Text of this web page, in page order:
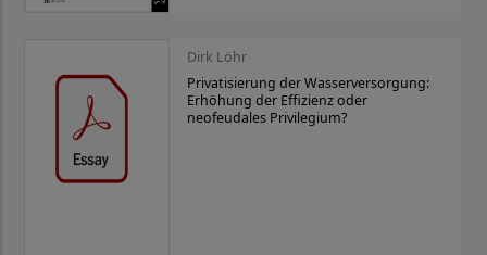
Dirk Löhr
Privatisierung der Wasserversorgung:
Erhöhung der Effizienz oder
neofeudales Privilegium?